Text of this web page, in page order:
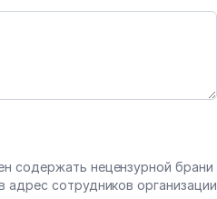
содержать нецензурной брани
адрес сотрудников организации